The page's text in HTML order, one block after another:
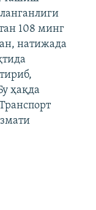
108 минг
натижада
ҳақда